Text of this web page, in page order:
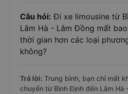
Câu hỏi: Đi xe limousine từ
Lâm Hà - Lâm Đồng mất
thời gian hơn các loại
không?
Trả lời: Trung bình, bạn chỉ mất
chuyển từ Bình Định đến Lâm Hà